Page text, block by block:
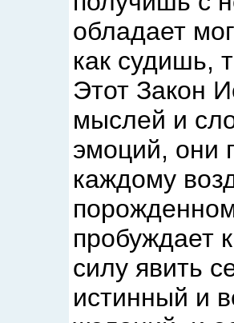
обладает
как судишь,
Этот Закон
мыслей и
эмоций, они
каждому
пробуждает
силу явить
истинный и